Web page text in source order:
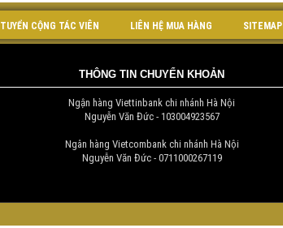
TUYỂN CỘNG TÁC VIÊN LIÊN HỆ MUA HÀNG SITEMAP
THÔNG TIN CHUYỂN KHOẢN
Ngận hàng Viettinbank chi nhánh Hà Nội
Nguyễn Văn Đức - 103004923567
Ngân hàng Vietcombank chi nhánh Hà Nội
Nguyễn Văn Đức - 0711000267119